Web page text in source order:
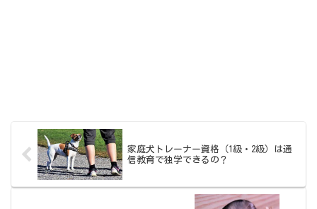
家庭犬トレーナー資格（1級・2級）は通
信教育で独学できるの？